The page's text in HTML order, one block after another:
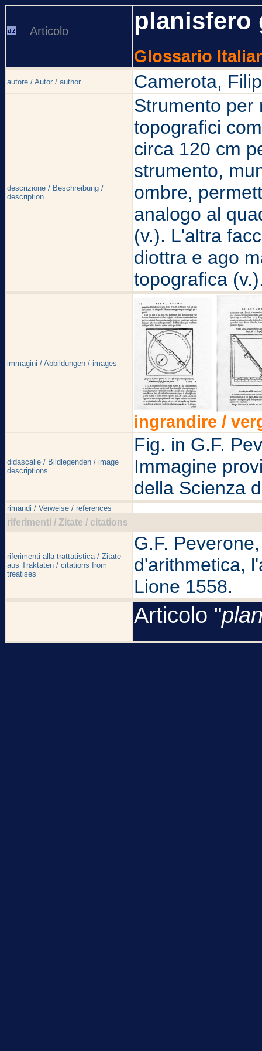
Articolo planisfero
Glossario
autore / Autor / author Camerota,
descrizione / Beschreibung /
description
Strumento per
topografici
circa 120 cm
strumento,
ombre,
analogo al
(v.). L'altra
diottra e ago
topografica
immagini / Abbildungen / images
ingrandire /
didascalie / Bildlegenden / image
descriptions
Fig. in G.F.
Immagine
della Scienza
rimandi / Verweise / references
riferimenti / Zitate / citations
riferimenti alla trattatistica / Zitate
aus Traktaten / citations from
treatises
G.F.
d'arithmetica,
Lione 1558.
Articolo "